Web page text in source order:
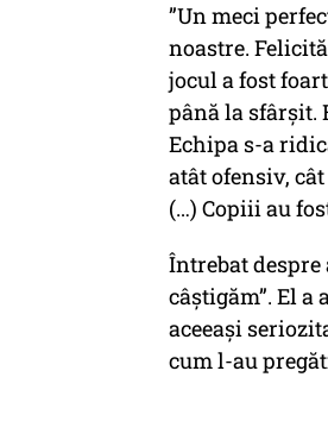
”Un meci
noastre.
jocul a fost
până la sfârșit.
Echipa s-a
atât ofensiv,
(…) Copiii au
Întrebat
câștigăm”. El
aceeași
cum l-au